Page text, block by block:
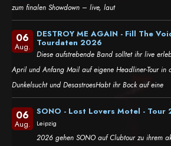
zum finalen Showdown – live, laut
06
Aug.
DESTROY ME AGAIN - Fill The
Tourdaten 2026
Diese aufstrebende Band solltet ihr live
April und Anfang Mail auf eigene Headliner-Tour in
Dunkelsucht und DesastroesHabt ihr Bock auf eine
06
Aug.
SONO - Lost Lovers Motel - Tour
Leipzig
2026 gehen SONO auf Clubtour zu ihrem